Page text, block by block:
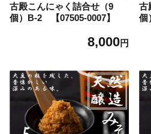
古殿こんにゃく詰合せ（9
個）B-2 【07505-0007】
8,000円
古
個